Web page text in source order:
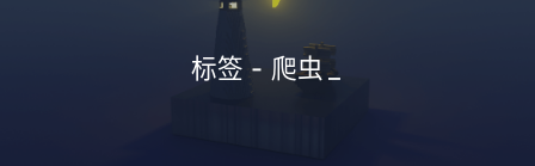
标签 - 爬虫 _